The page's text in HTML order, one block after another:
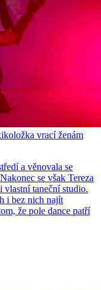
vrací ženám
a věnovala se
se však Tereza
vlastní taneční studio.
i bez nich najít
že pole dance patří